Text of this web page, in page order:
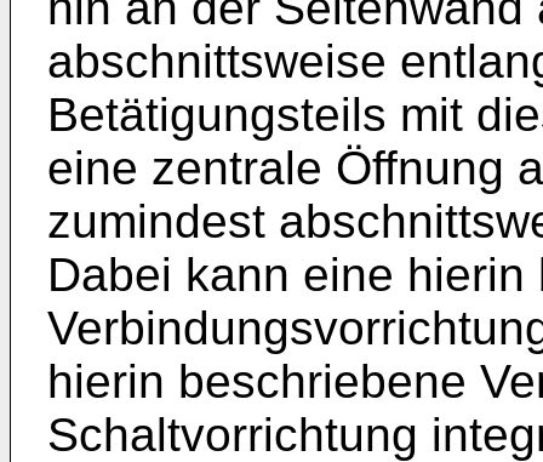
abschnittsweise
Betätigungsteils mit
eine zentrale Öffnung
zumindest
Dabei kann eine
hierin beschriebene
Schaltvorrichtung